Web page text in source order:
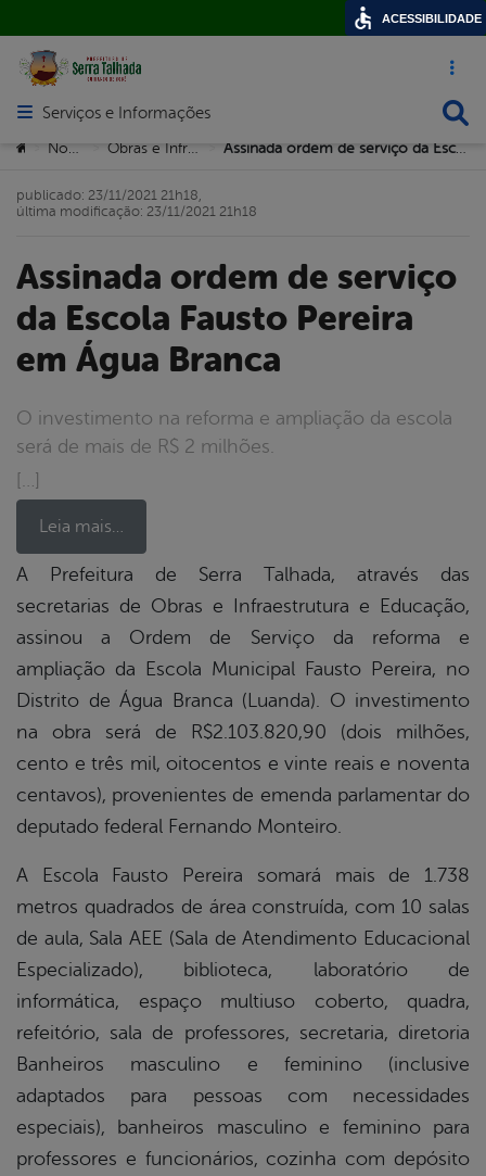
Acesso
Abrir menu principal de navegação
Serviços e Informações
Você está aqui:
> > Obras e Infrastrutura > Assinada ordem de serviço da Escola Fausto Pereira em Água Branca
Assinada ordem de serviço
da Escola Fausto Pereira
em Água Branca
O investimento na reforma e ampliação da escola
será de mais de R$ 2 milhões.
[…]
Leia mais…
publicado: 23/11/2021 21h18,
última modificação: 23/11/2021 21h18
A Prefeitura de Serra Talhada, através das
secretarias de Obras e Infraestrutura e Educação,
assinou a Ordem de Serviço da reforma e
ampliação da Escola Municipal Fausto Pereira, no
Distrito de Água Branca (Luanda). O investimento
na obra será de R$2.103.820,90 (dois milhões,
cento e três mil, oitocentos e vinte reais e noventa
centavos), provenientes de emenda parlamentar do
deputado federal Fernando Monteiro.
A Escola Fausto Pereira somará mais de 1.738
metros quadrados de área construída, com 10 salas
de aula, Sala AEE (Sala de Atendimento Educacional
Especializado), biblioteca, laboratório de
informática, espaço multiuso coberto, quadra,
refeitório, sala de professores, secretaria, diretoria
Banheiros masculino e feminino (inclusive
adaptados para pessoas com necessidades
especiais), banheiros masculino e feminino para
professores e funcionários, cozinha com depósito
ACESSIBILIDADE